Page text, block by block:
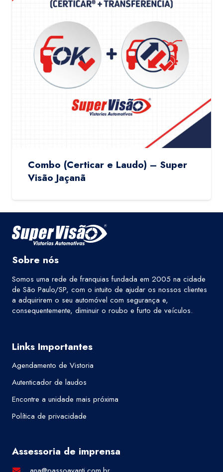
Combo (Certicar e Laudo) – Super
Visão Jaçanã
Sobre nós
Somos uma rede de franquias fundada em 2005 na cidade
de São Paulo/SP, com o intuito de ajudar os nossos clientes
a adquirirem o seu automóvel com segurança e,
consequentemente, diminuir o roubo e furto de veículos.
Links Importantes
Agendamento de Vistoria
Autenticador de laudos
Encontre a unidade mais próxima
Política de privacidade
Assessoria de imprensa